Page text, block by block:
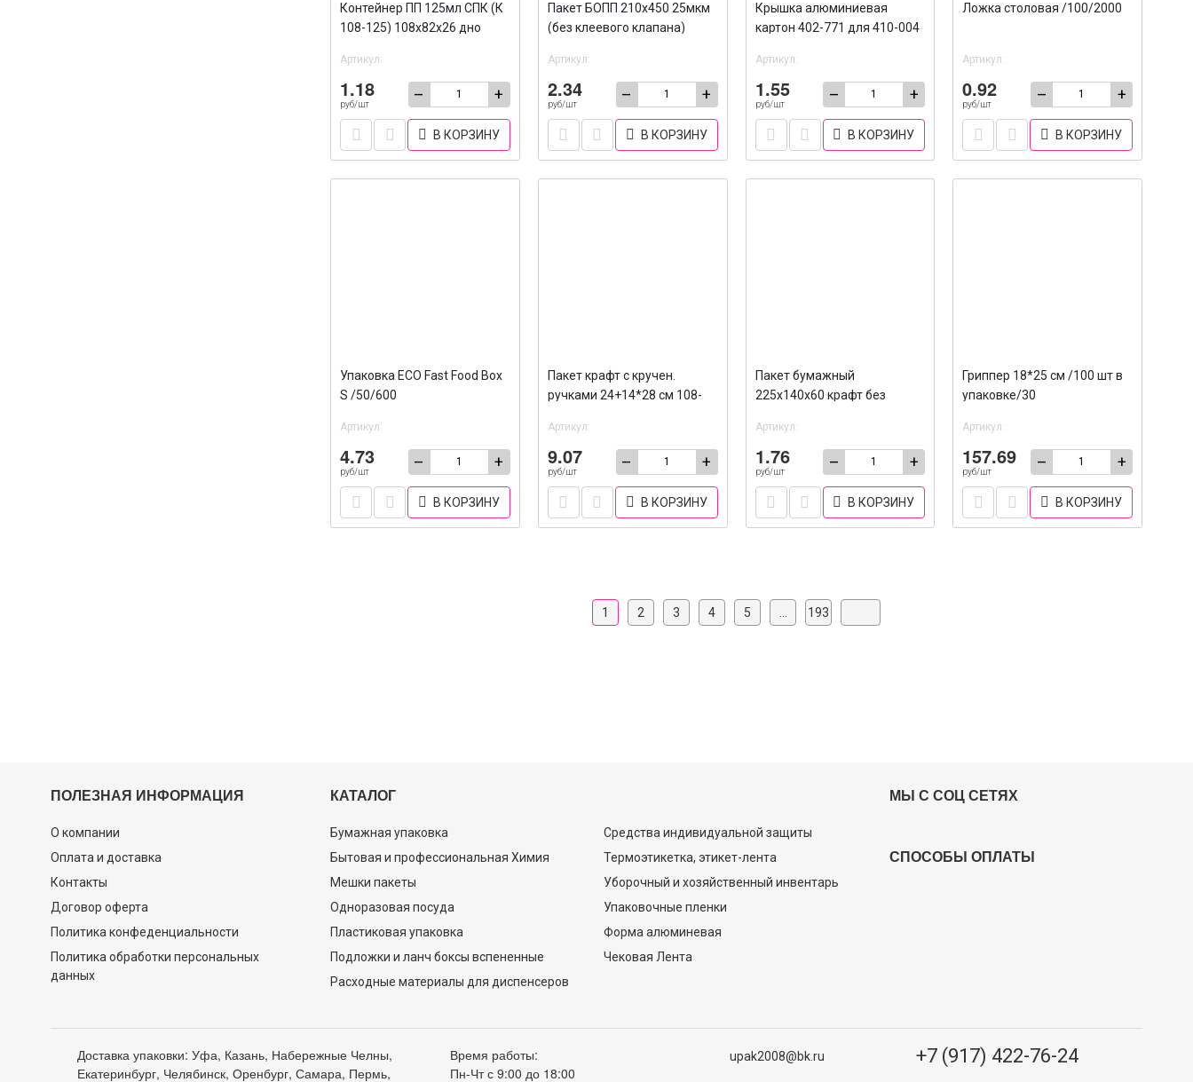
Контейнер ПП 125мл СПК (К
108-125) 108х82х26 дно
Артикул:
1.18
руб/шт
– +
В КОРЗИНУ
Пакет БОПП 210х450 25мкм
(без клеевого клапана)
Артикул:
2.34
руб/шт
– +
В КОРЗИНУ
Крышка алюминиевая
картон 402-771 для 410-004
Артикул:
1.55
руб/шт
– +
В КОРЗИНУ
Ложка столовая /100/2000
Артикул:
0.92
руб/шт
– +
В КОРЗИНУ
Упаковка ECO Fast Food Box
S /50/600
Артикул:
4.73
руб/шт
– +
В КОРЗИНУ
Пакет крафт с кручен.
ручками 24+14*28 см 108-
Артикул:
9.07
руб/шт
– +
В КОРЗИНУ
Пакет бумажный
225х140х60 крафт без
Артикул:
1.76
руб/шт
– +
В КОРЗИНУ
Гриппер 18*25 см /100 шт в
упаковке/30
Артикул:
157.69
руб/шт
– +
В КОРЗИНУ
1 2 3 4 5 193
ПОЛЕЗНАЯ ИНФОРМАЦИЯ
О компании
Оплата и доставка
Контакты
Договор оферта
Политика конфеденциальности
Политика обработки персональных
данных
КАТАЛОГ
Бумажная упаковка
Бытовая и профессиональная Химия
Мешки пакеты
Одноразовая посуда
Пластиковая упаковка
Подложки и ланч боксы вспененные
Расходные материалы для диспенсеров
Средства индивидуальной защиты
Термоэтикетка, этикет-лента
Уборочный и хозяйственный инвентарь
Упаковочные пленки
Форма алюминевая
Чековая Лента
МЫ С СОЦ СЕТЯХ
СПОСОБЫ ОПЛАТЫ
Доставка упаковки: Уфа, Казань, Набережные Челны,
Екатеринбург, Челябинск, Оренбург, Самара, Пермь,
Время работы:
Пн-Чт с 9:00 до 18:00
upak2008@bk.ru +7 (917) 422-76-24